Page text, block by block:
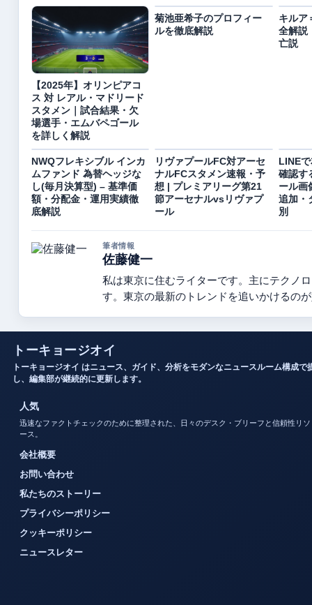
【2025年】オリンピアコ
ス 対 レアル・マドリード
スタメン｜試合結果・欠
場選手・エムバペゴール
を詳しく解説
菊池亜希子のプロフィー
ルを徹底解説
キルア
全解説
亡説
NWQフレキシブル インカ
ムファンド 為替ヘッジな
し(毎月決算型) – 基準価
額・分配金・運用実績徹
底解説
リヴァプールFC対アーセ
ナルFCスタメン速報・予
想 | プレミアリーグ第21
節アーセナルvsリヴァプ
ール
LINE
確認す
ール画
追加・
別
筆者情報
佐藤健一
私は東京に住むライターです。主にテクノ
す。東京の最新のトレンドを追いかけるの
トーキョージオイ
トーキョージオイ はニュース、ガイド、分析をモダンなニュースルーム構成で
し、編集部が継続的に更新します。
人気
迅速なファクトチェックのために整理された、日々のデスク・ブリーフと信頼性リソ
ース。
会社概要
お問い合わせ
私たちのストーリー
プライバシーポリシー
クッキーポリシー
ニュースレター